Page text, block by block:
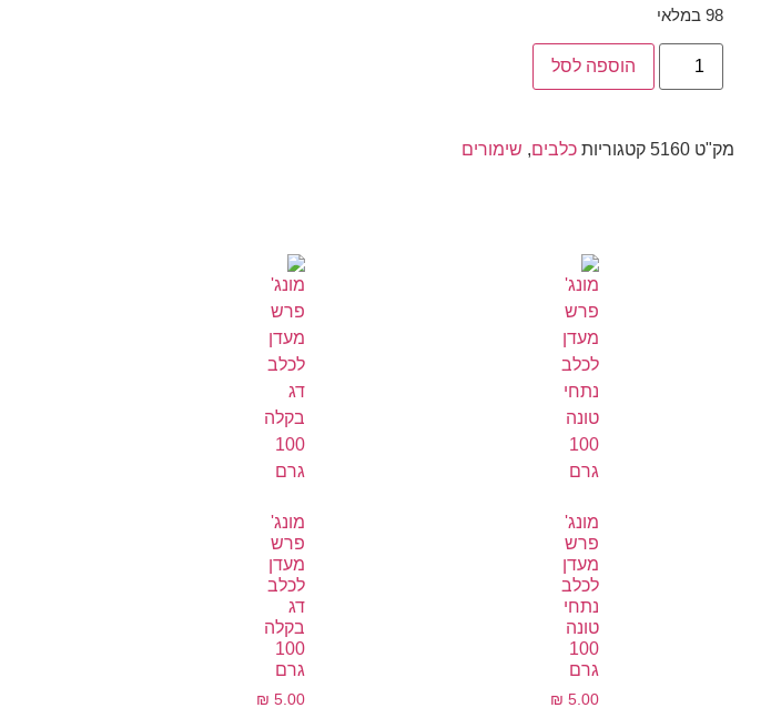
98 במלאי
הוספה לסל
מק"ט 5160 קטגוריות כלבים, שימורים
מונג'
פרש
מעדן
לכלב
נתחי
טונה
100
גרם
₪ 5.00
מונג'
פרש
מעדן
לכלב
דג
בקלה
100
גרם
₪ 5.00